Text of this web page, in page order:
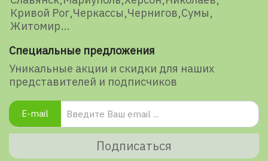
Кривой Рог Черкассы Чернигов Сумы
Житомир
Специальные предложения
Уникальные акции и скидки для наших
представителей и подписчиков
E-mail
Подписаться